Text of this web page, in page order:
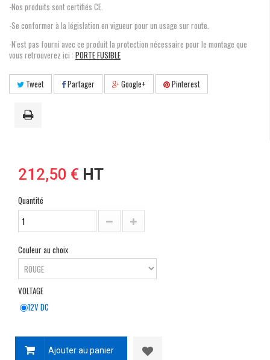
-Nos produits sont certifiés CE.
-Se conformer à la législation en vigueur pour un usage sur route.
-N'est pas fourni avec ce produit la protection nécessaire pour le montage que
vous retrouverez ici : PORTE FUSIBLE
Tweet Partager Google+ Pinterest
212,50 € HT
Quantité
Couleur au choix
VOLTAGE
12V DC
Ajouter au panier